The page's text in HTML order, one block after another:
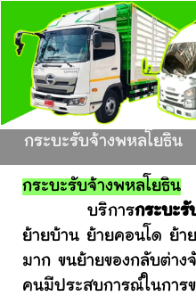
กระบะรับจ้างพหลโยธิน
กระบะรับจ้างพหลโยธิน
บริการกระบะรั
ย้ายบ้าน ย้ายคอนโด ย้
มาก ขนย้ายของกลับต่า
คนมีประสบการณ์ในการ